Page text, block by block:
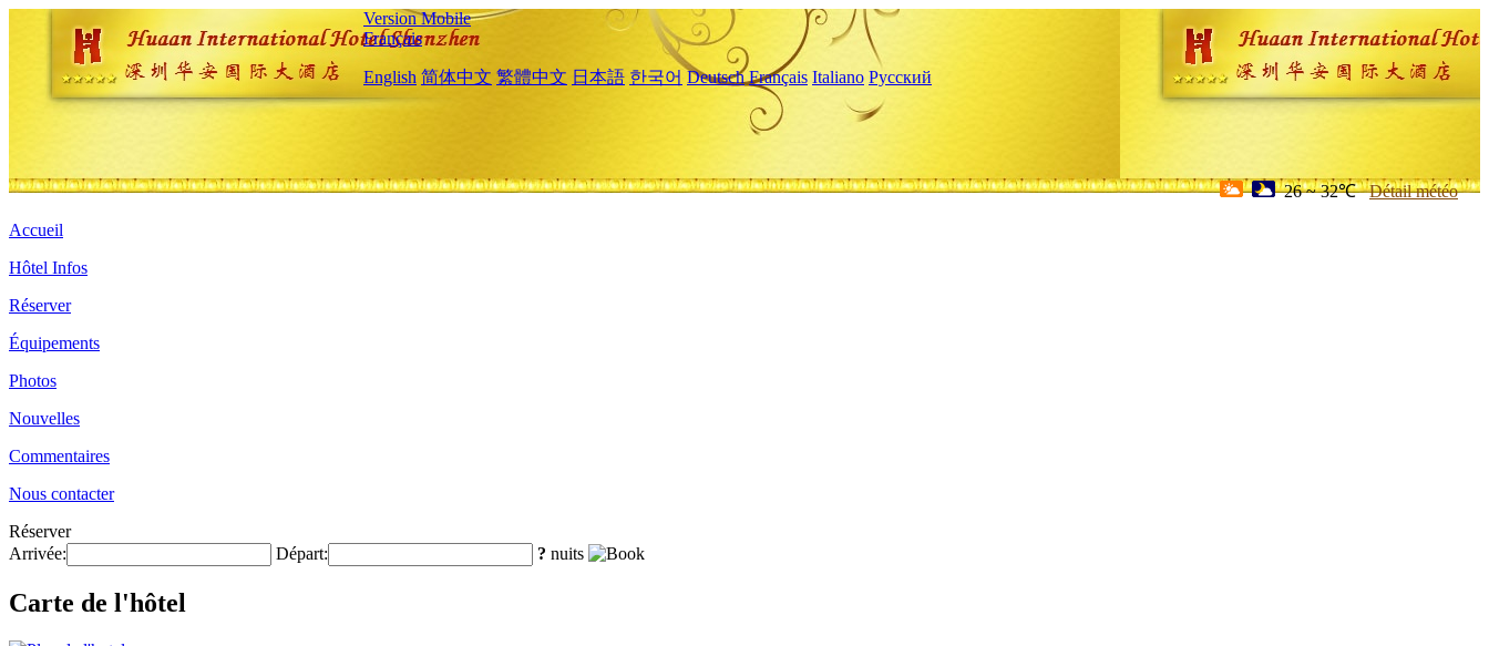
Version Mobile
Français
English 简体中文 繁體中文 日本語 한국어 Deutsch Français Italiano Русский
26 ~ 32℃ Détail météo
Accueil
Hôtel Infos
Réserver
Équipements
Photos
Nouvelles
Commentaires
Nous contacter
Réserver
Arrivée:
Départ: ? nuits
Carte de l'hôtel